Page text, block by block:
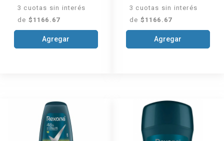
3 cuotas sin interés
de $1166.67
Agregar
3 cuotas sin interés
de $1166.67
Agregar